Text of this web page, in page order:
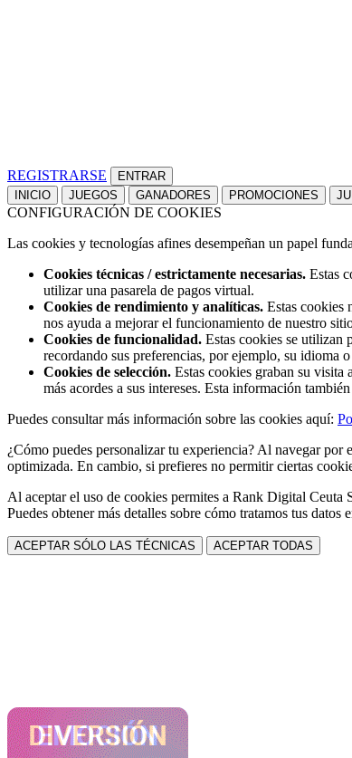
REGISTRARSE
INICIO JUEGOS GANADORES PROMOCIONES
CONFIGURACIÓN DE COOKIES
Las cookies y tecnologías afines desempeñan un papel
Cookies técnicas / estrictamente necesarias. Estas
utilizar una pasarela de pagos virtual.
Cookies de rendimiento y analíticas. Estas cookies
nos ayuda a mejorar el funcionamiento de nuestro
Cookies de funcionalidad. Estas cookies se utilizan
recordando sus preferencias, por ejemplo, su idioma
Cookies de selección. Estas cookies graban su visita
más acordes a sus intereses. Esta información
Puedes consultar más información sobre las cookies aquí:
¿Cómo puedes personalizar tu experiencia? Al navegar por
optimizada. En cambio, si prefieres no permitir ciertas
Al aceptar el uso de cookies permites a Rank Digital
Puedes obtener más detalles sobre cómo tratamos tus datos
ACEPTAR SÓLO LAS TÉCNICAS ACEPTAR TODAS